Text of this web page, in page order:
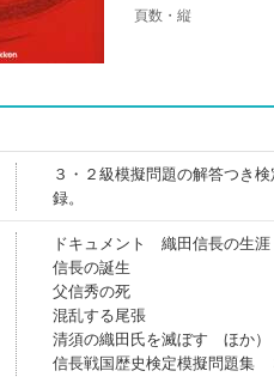
頁数・縦
３・２級模擬問題の解答つき
録。
ドキュメント 織田信長の生涯
信長の誕生
父信秀の死
混乱する尾張
清須の織田氏を滅ぼす ほか）
信長戦国歴史検定模擬問題集